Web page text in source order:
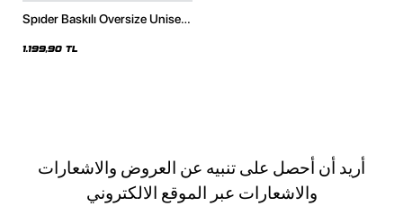
Spıder Baskılı Oversize Unisex
1.199,90 TL
أريد أن أحصل على تنبيه عن العروض والاشعارات
والاشعارات عبر الموقع الالكتروني